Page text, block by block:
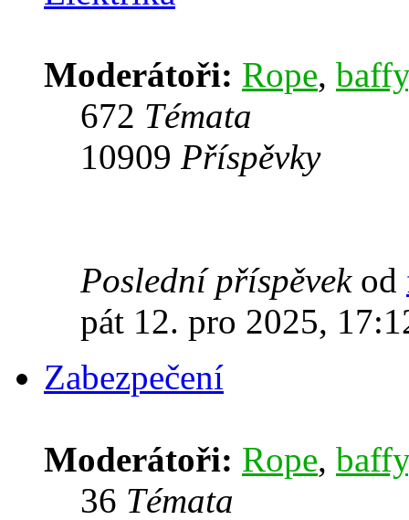
Moderátoři: Rope, baffy
672 Témata
10909 Příspěvky
Poslední příspěvekod
pát 12. pro 2025,
Zabezpečení
Moderátoři: Rope, baffy
36 Témata